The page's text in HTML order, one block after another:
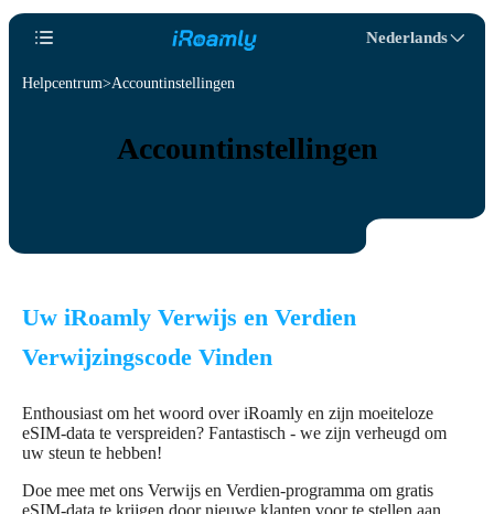
Nederlands
Helpcentrum Accountinstellingen
Accountinstellingen
Uw iRoamly Verwijs en Verdien
Verwijzingscode Vinden
Enthousiast om het woord over iRoamly en zijn moeiteloze
eSIM-data te verspreiden? Fantastisch - we zijn verheugd om
uw steun te hebben!
Doe mee met ons Verwijs en Verdien-programma om gratis
eSIM-data te krijgen door nieuwe klanten voor te stellen aan